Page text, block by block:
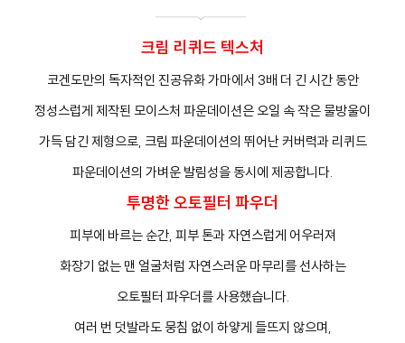
크림 리퀴드 텍스처
코겐도만의 독자적인 진공유화 가마에서 3배 더 긴 시간 동안
정성스럽게 제작된 모이스처 파운데이션은 오일 속 작은 물방울이
가득 담긴 제형으로, 크림 파운데이션의 뛰어난 커버력과 리퀴드
파운데이션의 가벼운 발림성을 동시에 제공합니다.
투명한 오토필터 파우더
피부에 바르는 순간, 피부 톤과 자연스럽게 어우러져
화장기 없는 맨 얼굴처럼 자연스러운 마무리를 선사하는
오토필터 파우더를 사용했습니다.
여러 번 덧발라도 뭉침 없이 하얗게 들뜨지 않으며,